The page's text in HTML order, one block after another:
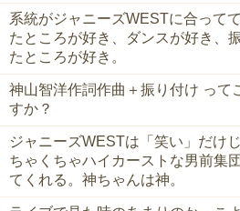
系統がジャニーズWESTに合って
たところが好き、ダンスが好き、
たところが好き。
神山智洋作詞作曲＋振り付け って
すか？
ジャニーズWESTは「笑い」だけ
ちゃくちゃハイカーストな男前集
てくれる。神ちゃんは神。